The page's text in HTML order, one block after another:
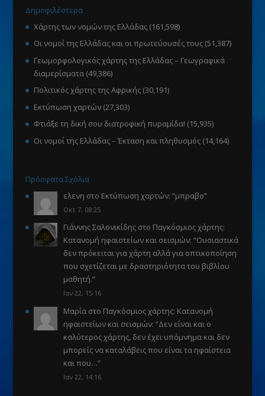
Δημοφιλέστερα
Χάρτης των νομών της Ελλάδας (161,598)
Οι νομοί της Ελλάδας και οι πρωτεύουσές τους (51,387)
Γεωμορφολογικός χάρτης της Ελλάδας – Γεωγραφικά
διαμερίσματα (49,386)
Πολιτικός χάρτης της Αφρικής (30,191)
Εκτύπωση χαρτών (27,303)
Φτιάξε τη δική σου διατροφική πυραμίδα! (15,935)
Οι νομοί της Ελλάδας – Έκταση και πληθυσμός (14,164)
Πρόσφατα Σχόλια
ελενη στο Εκτύπωση χαρτών: “μπραβο”
Οκτ 7, 08:25
Γιάννης Σαλονικίδηςστο Παγκόσμιος χάρτης:
Κατανομή ηφαιστείων και σεισμών: “Ουσιαστικά
δεν πρόκειται για χάρτη αλλά για οπτικοποίηση
που σχετίζεται με δραστηριότητα του βιβλίου
μαθητή.”
Ιαν 22, 15:16
Μαρίαστο Παγκόσμιος χάρτης: Κατανομή
ηφαιστείων και σεισμών: “Δεν είναι και ο
καλύτερος χάρτης, δεν έχει υπόμνημα και δεν
μπορείς να καταλάβεις που είναι τα ηφαίστεια
και που…”
Ιαν 22, 14:16